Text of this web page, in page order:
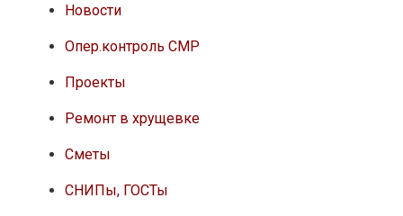
Новости
Опер.контроль СМР
Проекты
Ремонт в хрущевке
Сметы
СНИПы, ГОСТы